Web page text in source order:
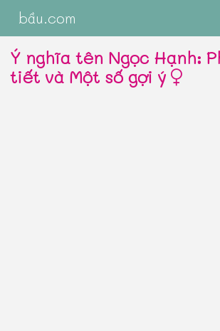
bầu.com
Ý nghĩa tên Ngọc Hạnh:
tiết và Một số gợi ý